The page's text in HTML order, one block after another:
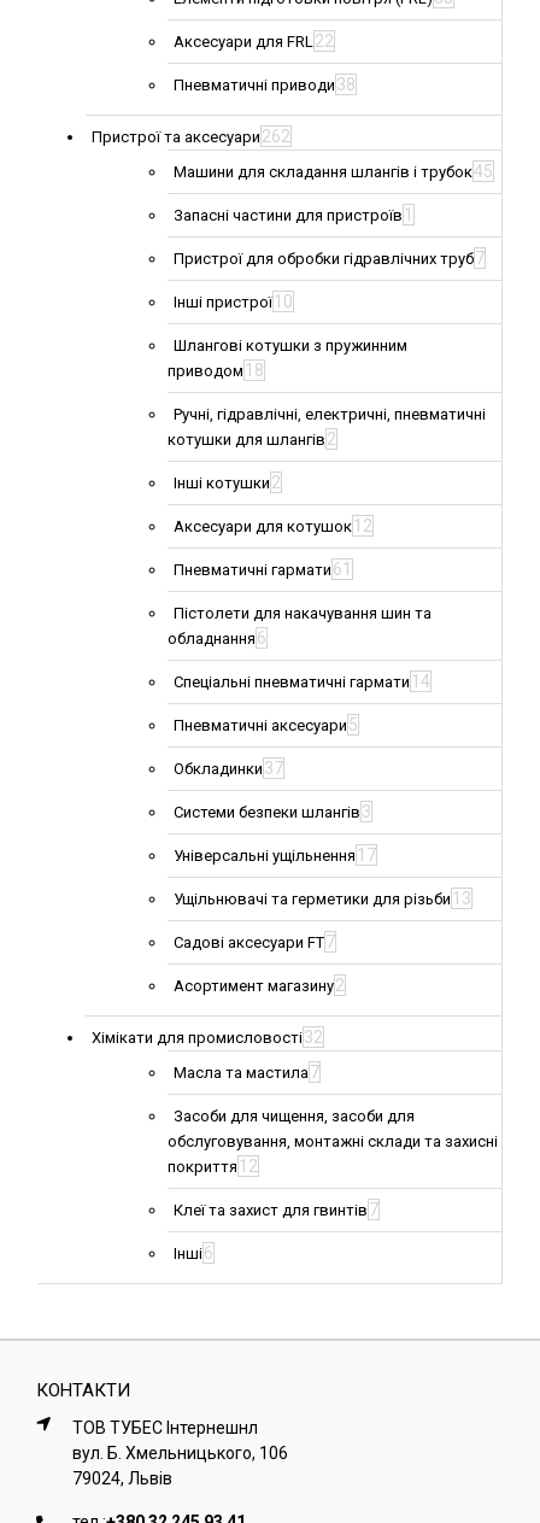
Аксесуари для FRL22
Пневматичні приводи 38
Пристрої та аксесуари 262
Машини для складання шлангів і трубок45
Запасні частини для пристроїв 1
Пристрої для обробки гідравлічних труб7
Інші пристрої 10
Шлангові котушки з пружинним
приводом 18
Ручні, гідравлічні, електричні, пневматичні
котушки для шлангів 2
Інші котушки 2
Аксесуари для котушок 12
Пневматичні гармати 61
Пістолети для накачування шин та
обладнання 6
Спеціальні пневматичні гармати 14
Пневматичні аксесуари 5
Обкладинки 37
Системи безпеки шлангів 3
Універсальні ущільнення 17
Ущільнювачі та герметики для різьби 13
Садові аксесуари FT7
Асортимент магазину2
Хімікати для промисловості32
Масла та мастила7
Засоби для чищення, засоби для
обслуговування, монтажні склади та захисні
покриття 12
Клеї та захист для гвинтів 7
Інші6
КОНТАКТИ
ТОВ ТУБЕС Iнтернешнл
вул. Б. Хмельницького, 106
79024, Львiв